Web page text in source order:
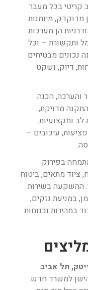
קריטי בכל מעבר
מדוקדק, מיומנות
הן מערכות
ותקשורת – וכל
נכונים מבטיחים
דיוק, ושקט
והערכה, הכנה
מדויקת,
ומקצועיות.
עיכובים –
בפירוק
ציוד מתאים, ביטוח
ההשקעה בשירות
במניעת נזקים,
במהירות ובנוחות
תל אביב
הישן למשרד חדש.